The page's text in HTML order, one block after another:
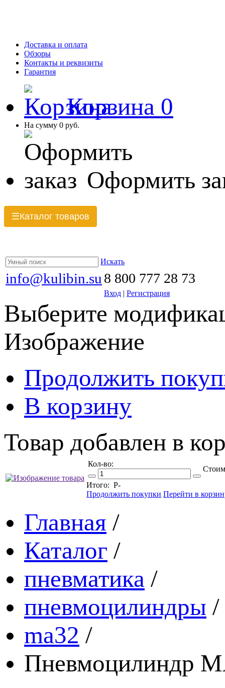
Доставка и оплата
Обзоры
Контакты и реквизиты
Гарантия
Корзина 0
На сумму 0 руб.
Оформить
☰Каталог товаров
Искать
info@kulibin.su 8 800 777 28 73
Вход | Регистрация
Выберите
Изображение
Продолжить
В корзину
Товар добавлен в
Кол-во:
Итого: Р-
Продолжить покупки Перейти в
Главная /
Каталог /
пневматика /
пневмоцилиндры /
ma32 /
Пневмоцилиндр